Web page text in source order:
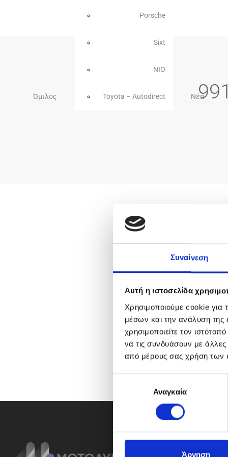
Συναίνεση
Αυτή η ιστοσελίδα
Χρησιμοποιούμε cookie για
μέσων και την ανάλυση της
χρησιμοποιείτε τον
να τις συνδυάσουν με
από μέρους σας χρήση των
ή
Αναγκαία
Άρνηση
Όμιλος
Porsche
Sixt
NIO
Toyota – Autodirect Νέα